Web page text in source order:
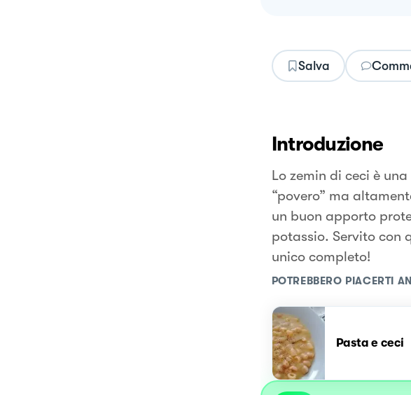
Salva
Introduzione
Lo zemin di ceci è
“povero” ma
un buon apporto
potassio. Servito con
unico completo!
POTREBBERO PIACERTI
Pasta e ceci